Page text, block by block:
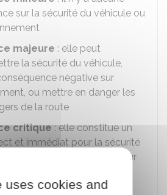
sur la sécurité du véhicule ou
majeure : elle peut
la sécurité du véhicule,
négative sur
ou mettre en danger les
de la route
critique: elle constitue un
et immédiat pour la sécurité
a une conséquence grave sur
uses cookies and